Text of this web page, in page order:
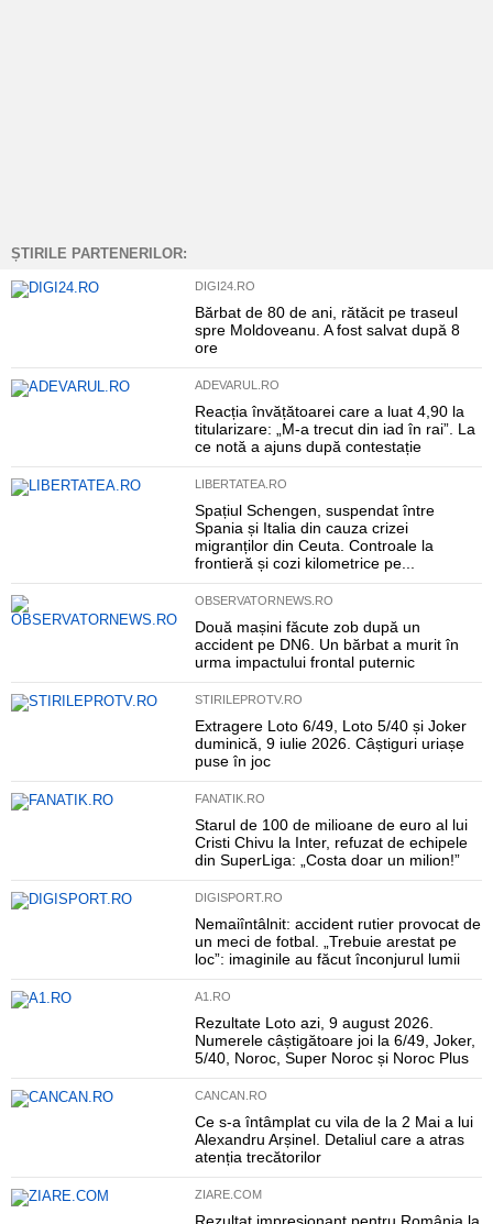
ȘTIRILE PARTENERILOR:
DIGI24.RO
Bărbat de 80 de ani, rătăcit pe traseul
spre Moldoveanu. A fost salvat după 8
ore
ADEVARUL.RO
Reacția învățătoarei care a luat 4,90 la
titularizare: „M-a trecut din iad în rai”. La
ce notă a ajuns după contestație
LIBERTATEA.RO
Spațiul Schengen, suspendat între
Spania și Italia din cauza crizei
migranților din Ceuta. Controale la
frontieră și cozi kilometrice pe...
OBSERVATORNEWS.RO
Două mașini făcute zob după un
accident pe DN6. Un bărbat a murit în
urma impactului frontal puternic
STIRILEPROTV.RO
Extragere Loto 6/49, Loto 5/40 și Joker
duminică, 9 iulie 2026. Câștiguri uriașe
puse în joc
FANATIK.RO
Starul de 100 de milioane de euro al lui
Cristi Chivu la Inter, refuzat de echipele
din SuperLiga: „Costa doar un milion!”
DIGISPORT.RO
Nemaiîntâlnit: accident rutier provocat de
un meci de fotbal. „Trebuie arestat pe
loc”: imaginile au făcut înconjurul lumii
A1.RO
Rezultate Loto azi, 9 august 2026.
Numerele câștigătoare joi la 6/49, Joker,
5/40, Noroc, Super Noroc și Noroc Plus
CANCAN.RO
Ce s-a întâmplat cu vila de la 2 Mai a lui
Alexandru Arșinel. Detaliul care a atras
atenția trecătorilor
ZIARE.COM